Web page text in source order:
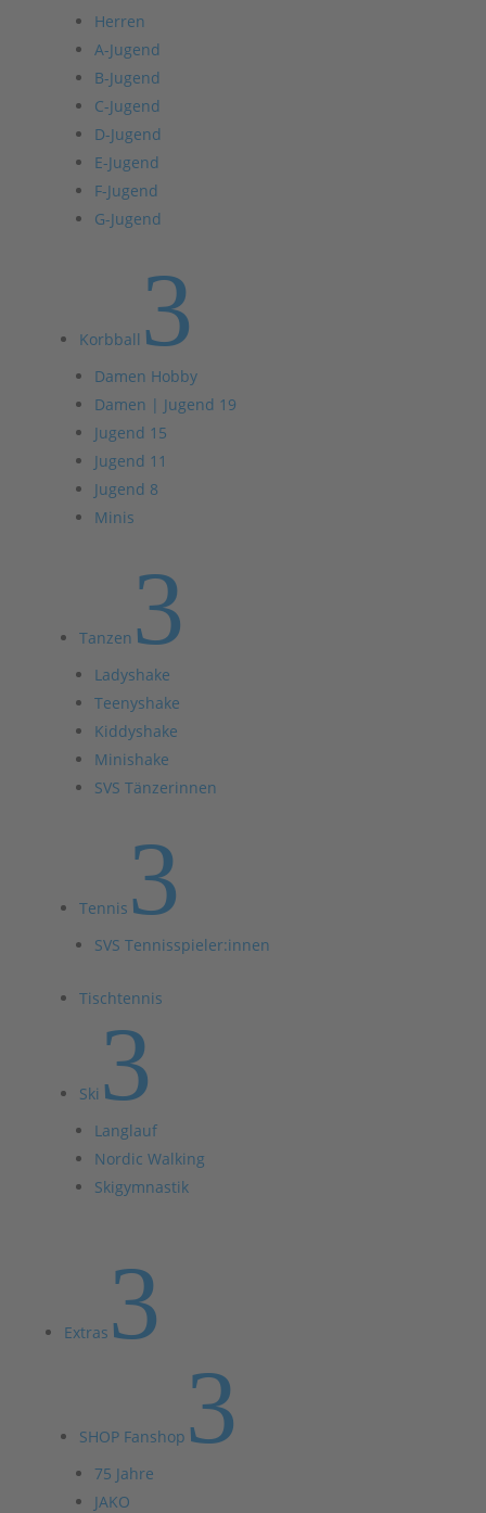
Herren
A-Jugend
B-Jugend
C-Jugend
D-Jugend
E-Jugend
F-Jugend
G-Jugend
Korbball 3
Damen Hobby
Damen | Jugend 19
Jugend 15
Jugend 11
Jugend 8
Minis
Tanzen 3
Ladyshake
Teenyshake
Kiddyshake
Minishake
SVS Tänzerinnen
Tennis 3
SVS Tennisspieler:innen
Tischtennis
Ski 3
Langlauf
Nordic Walking
Skigymnastik
Extras 3
SHOP Fanshop 3
75 Jahre
JAKO